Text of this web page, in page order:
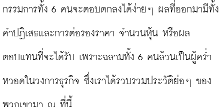
กรรมการทั้ง 6 คนจะตอบตกลงได้ง่ายๆ ผลที่ออกมามีทั้ง
คำปฏิเสธและการต่อรองราคา จำนวนหุ้น หรือผล
ตอบแทนที่จะได้รับ เพราะฉลามทั้ง 6 คนล้วนเป็นผู้คร่ำ
หวอดในวงการธุรกิจ ซึ่งเราได้รวบรวมประวัติย่อๆ ของ